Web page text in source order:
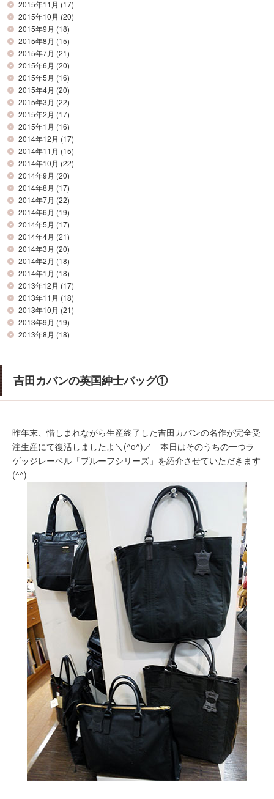
2015年11月 (17)
2015年10月 (20)
2015年9月 (18)
2015年8月 (15)
2015年7月 (21)
2015年6月 (20)
2015年5月 (16)
2015年4月 (20)
2015年3月 (22)
2015年2月 (17)
2015年1月 (16)
2014年12月 (17)
2014年11月 (15)
2014年10月 (22)
2014年9月 (20)
2014年8月 (17)
2014年7月 (22)
2014年6月 (19)
2014年5月 (17)
2014年4月 (21)
2014年3月 (20)
2014年2月 (18)
2014年1月 (18)
2013年12月 (17)
2013年11月 (18)
2013年10月 (21)
2013年9月 (19)
2013年8月 (18)
吉田カバンの英国紳士バッグ①
昨年末、惜しまれながら生産終了した吉田カバンの名作が完全受
注生産にて復活しましたよ＼(^o^)／ 本日はそのうちの一つラ
ゲッジレーベル「プルーフシリーズ」を紹介させていただきます
(^^)